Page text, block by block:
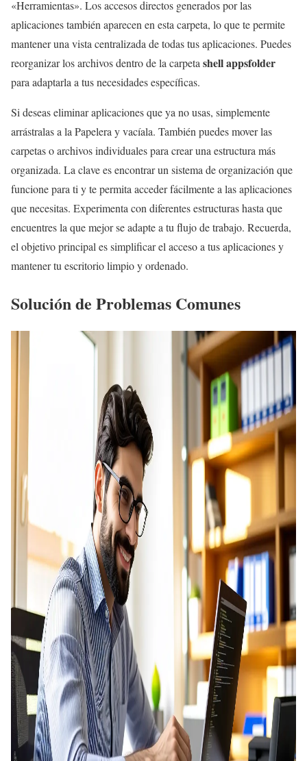
«Herramientas». Los accesos directos generados por las
aplicaciones también aparecen en esta carpeta, lo que te permite
mantener una vista centralizada de todas tus aplicaciones. Puedes
reorganizar los archivos dentro de la carpeta shell appsfolder
para adaptarla a tus necesidades específicas.
Si deseas eliminar aplicaciones que ya no usas, simplemente
arrástralas a la Papelera y vacíala. También puedes mover las
carpetas o archivos individuales para crear una estructura más
organizada. La clave es encontrar un sistema de organización que
funcione para ti y te permita acceder fácilmente a las aplicaciones
que necesitas. Experimenta con diferentes estructuras hasta que
encuentres la que mejor se adapte a tu flujo de trabajo. Recuerda,
el objetivo principal es simplificar el acceso a tus aplicaciones y
mantener tu escritorio limpio y ordenado.
Solución de Problemas Comunes